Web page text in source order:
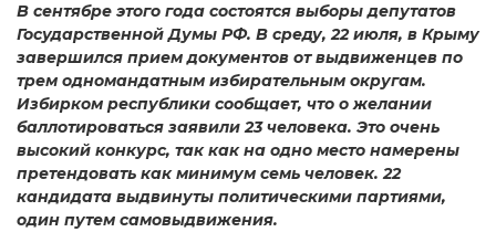
В сентябре этого года состоятся выборы депутатов
Государственной Думы РФ. В среду, 22 июля, в Крыму
завершился прием документов от выдвиженцев по
трем одномандатным избирательным округам.
Избирком республики сообщает, что о желании
баллотироваться заявили 23 человека. Это очень
высокий конкурс, так как на одно место намерены
претендовать как минимум семь человек. 22
кандидата выдвинуты политическими партиями,
один путем самовыдвижения.